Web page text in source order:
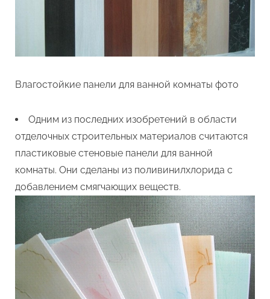
Влагостойкие панели для ванной комнаты фото
Одним из последних изобретений в области
отделочных строительных материалов считаются
пластиковые стеновые панели для ванной
комнаты. Они сделаны из поливинилхлорида с
добавлением смягчающих веществ.